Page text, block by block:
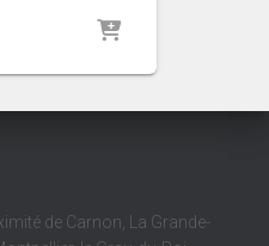
de Carnon, La Grande-